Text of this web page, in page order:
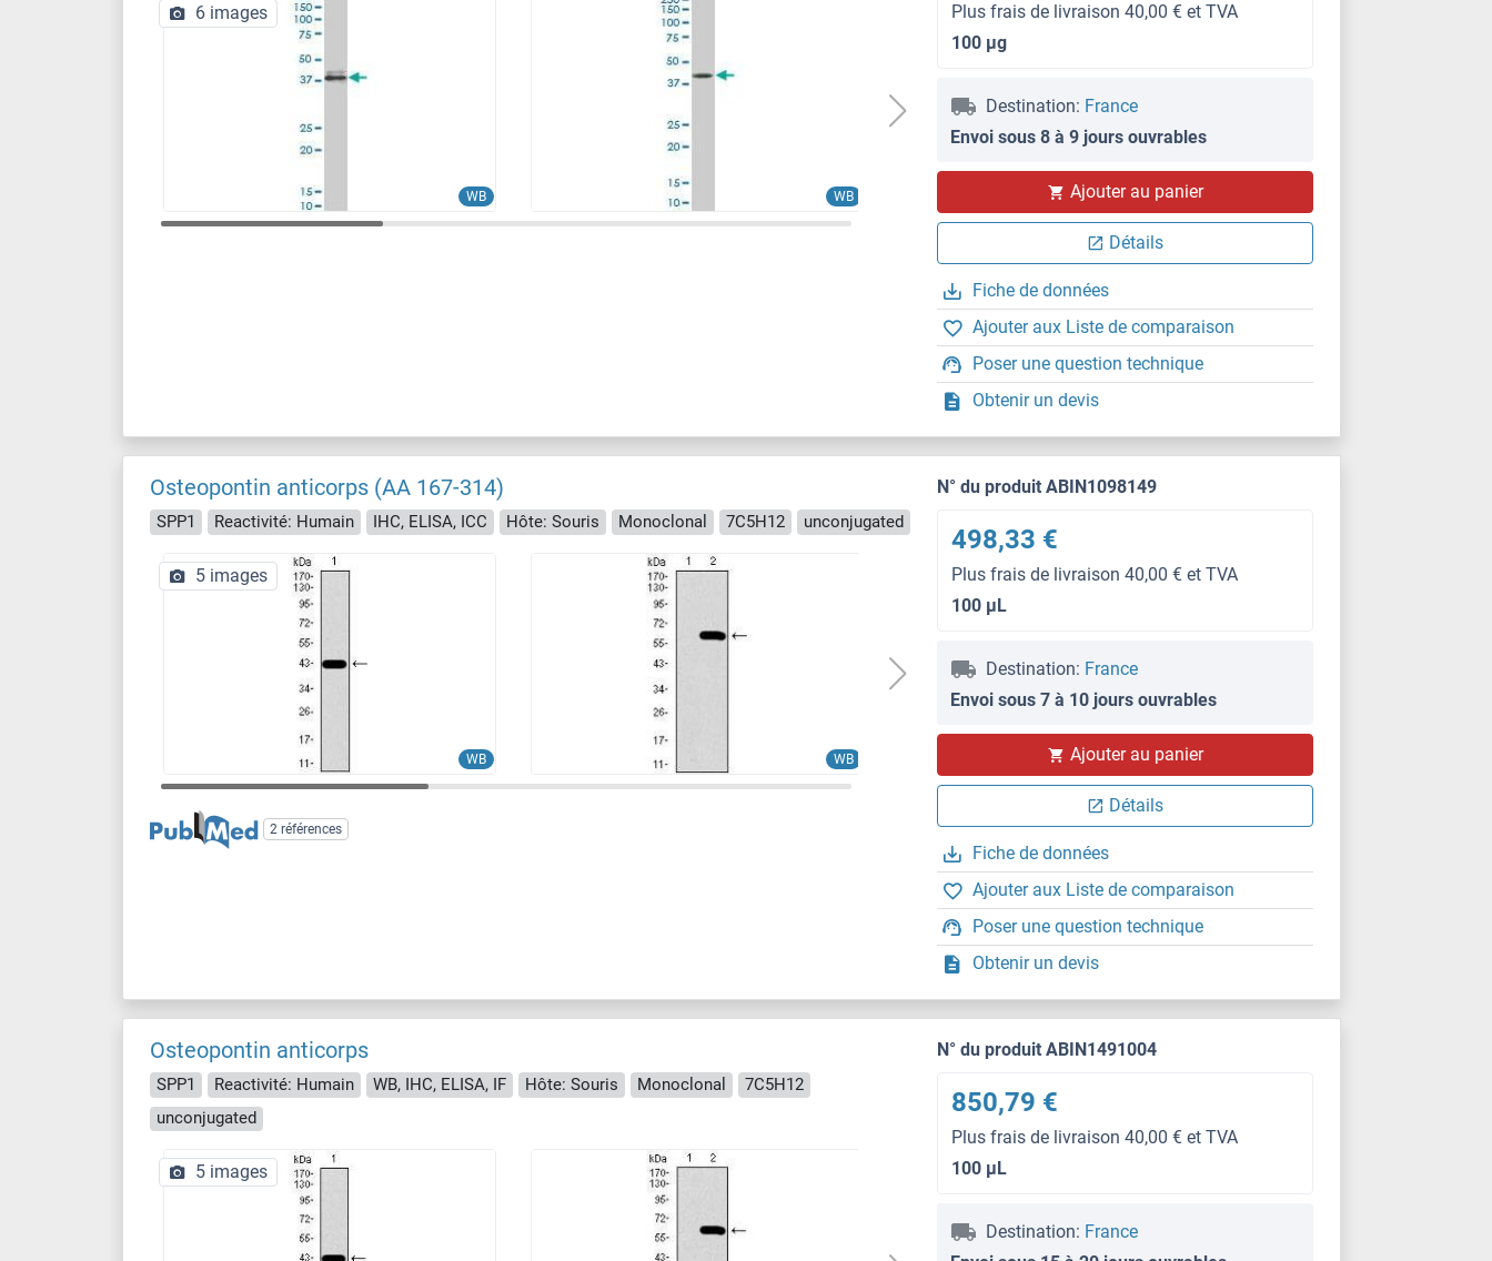
WB WB
WB
6 images
Plus frais de livraison 40,00 € et TVA
100 μg
Destination: France
Envoi sous 8 à 9 jours ouvrables
Ajouter au panier
Détails
Fiche de données
Ajouter aux Liste de comparaison
Poser une question technique
Obtenir un devis
Osteopontin anticorps (AA 167-314)
SPP1 Reactivité: Humain IHC, ELISA, ICC Hôte: Souris Monoclonal 7C5H12 unconjugated
WB WB
ELISA
5 images
2 références
N° du produit ABIN1098149
498,33 €
Plus frais de livraison 40,00 € et TVA
100 μL
Destination: France
Envoi sous 7 à 10 jours ouvrables
Ajouter au panier
Détails
Fiche de données
Ajouter aux Liste de comparaison
Poser une question technique
Obtenir un devis
Osteopontin anticorps
SPP1 Reactivité: Humain WB, IHC, ELISA, IF Hôte: Souris Monoclonal
7C5H12
unconjugated
5 images
N° du produit ABIN1491004
850,79 €
Plus frais de livraison 40,00 € et TVA
100 μL
Destination: France